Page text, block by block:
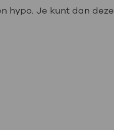
hypo. Je kunt dan deze